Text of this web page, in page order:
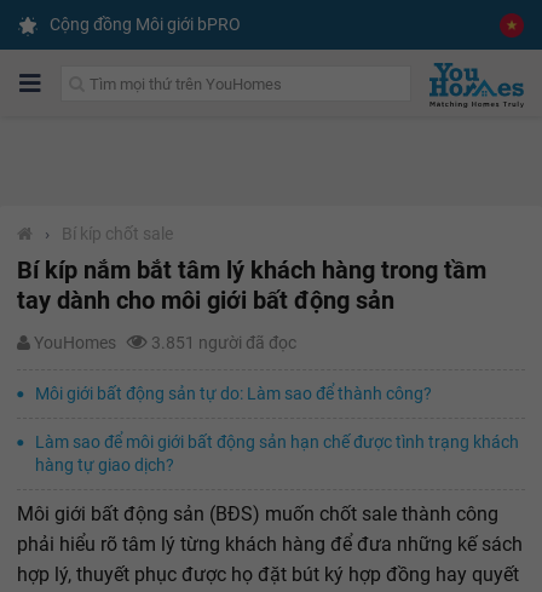
Cộng đồng Môi giới bPRO
› Bí kíp chốt sale
Bí kíp nắm bắt tâm lý khách hàng trong tầm
tay dành cho môi giới bất động sản
YouHomes 3.851 người đã đọc
Môi giới bất động sản tự do: Làm sao để thành công?
Làm sao để môi giới bất động sản hạn chế được tình trạng khách
hàng tự giao dịch?
Môi giới bất động sản (BĐS) muốn chốt sale thành công
phải hiểu rõ tâm lý từng khách hàng để đưa những kế sách
hợp lý, thuyết phục được họ đặt bút ký hợp đồng hay quyết